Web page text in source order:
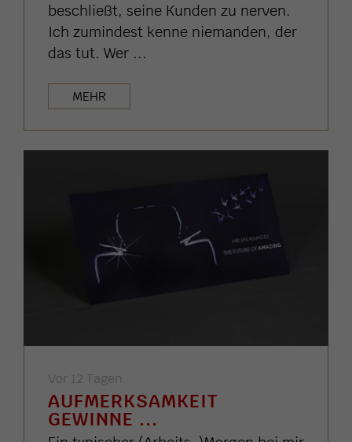
beschließt, seine Kunden zu nerven.
Ich zumindest kenne niemanden, der
das tut. Wer ...
MEHR
Vor 12 Tagen
AUFMERKSAMKEIT
GEWINNE ...